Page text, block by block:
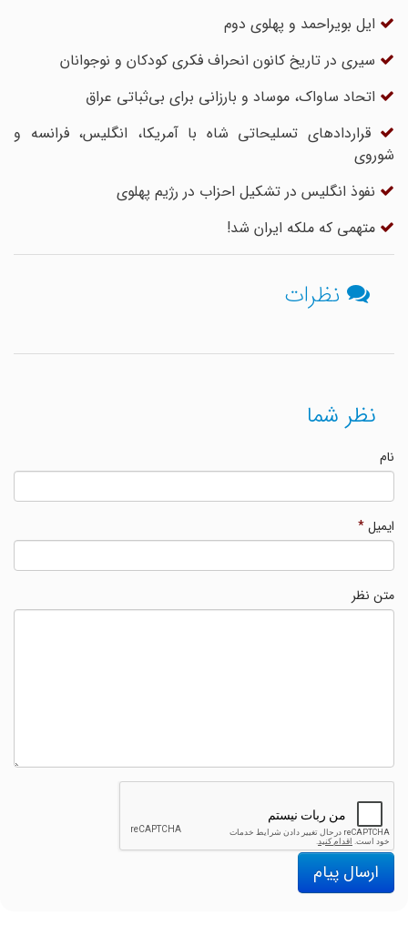
ایل بویراحمد و پهلوی دوم
سیری در تاریخ کانون انحراف فکری کودکان و نوجوانان
اتحاد ساواک، موساد و بارزانی برای بی‌ثباتی عراق
قراردادهای تسلیحاتی شاه با آمریکا، انگلیس، فرانسه و
شوروی
نفوذ انگلیس در تشکیل احزاب در رژیم پهلوی
متهمی که ملکه ایران شد!
نظرات
نظر شما
ایمیل*
متن نظر
ارسال پیام